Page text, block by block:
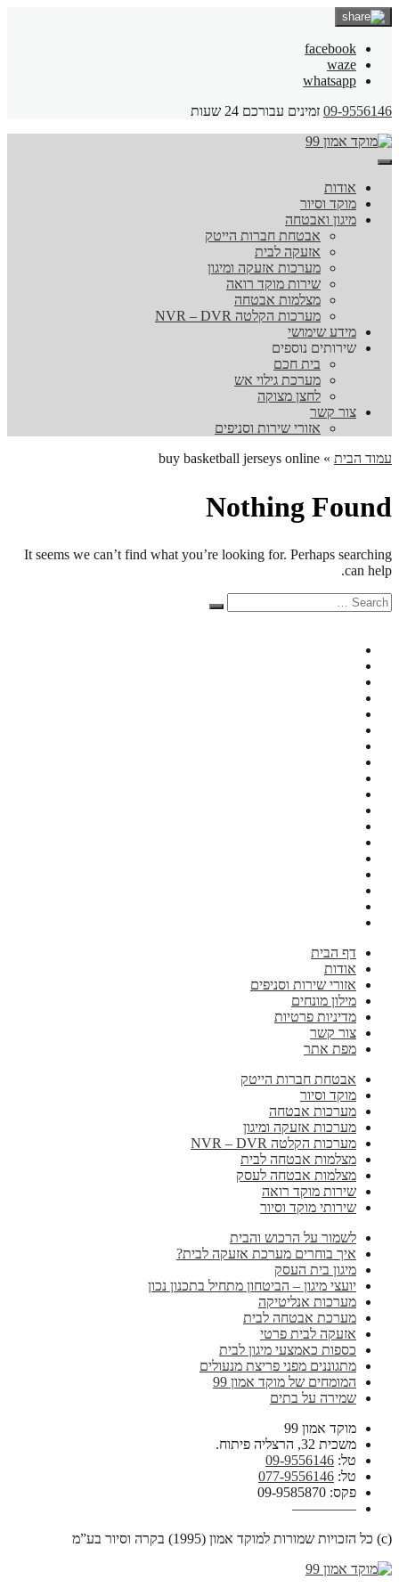
facebook
waze
whatsapp
09-9556146 זמינים עבורכם 24 שעות
אודות
מוקד וסיור
מיגון ואבטחה
אבטחת חברות הייטק
אזעקה לבית
מערכות אזעקה ומיגון
שירות מוקד רואה
מצלמות אבטחה
מערכות הקלטה NVR – DVR
מידע שימושי
שירותים נוספים
בית חכם
מערכת גילוי אש
לחצן מצוקה
צור קשר
אזורי שירות וסניפים
עמוד הבית »
buy basketball jerseys online
Nothing Found
It seems we can’t find what you’re looking for. Perhaps searching
can help.
Search
for:
Search
דף הבית
אודות
אזורי שירות וסניפים
מילון מונחים
מדיניות פרטיות
צור קשר
מפת אתר
אבטחת חברות הייטק
מוקד וסיור
מערכות אבטחה
מערכות אזעקה ומיגון
מערכות הקלטה NVR – DVR
מצלמות אבטחה לבית
מצלמות אבטחה לעסק
שירות מוקד רואה
שירותי מוקד וסיור
לשמור על הרכוש והבית
איך בוחרים מערכת אזעקה לבית?
מיגון בית העסק
יועצי מיגון – הביטחון מתחיל בתכנון נכון
מערכות אנליטיקה
מערכת אבטחה לבית
אזעקה לבית פרטי
כספות כאמצעי מיגון לבית
מתגוננים מפני פריצת מנעולים
המומחים של מוקד אמון 99
שמירה על בתים
מוקד אמון 99
משכית 32, הרצליה פיתוח.
טל: 09-9556146
טל: 077-9556146
פקס: 09-9585870
————–
(c) כל הזכויות שמורות למוקד אמון (1995) בקרה וסיור בע”מ